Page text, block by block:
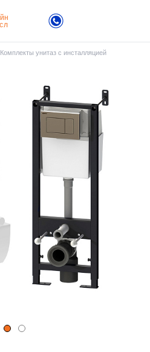
Комплекты унитаз с инсталляцией